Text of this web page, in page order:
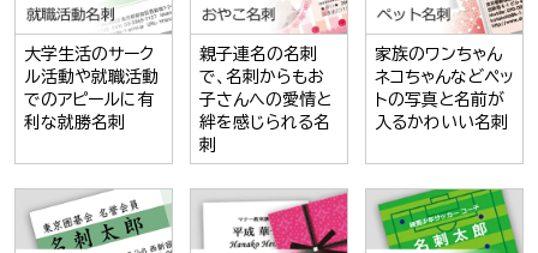
大学生活のサーク
ル活動や就職活動
でのアピールに有
利な就勝名刺
親子連名の名刺
で、名刺からもお
子さんへの愛情と
絆を感じられる名
刺
家族のワンちゃん
ネコちゃんなどペッ
トの写真と名前が
入るかわいい名刺